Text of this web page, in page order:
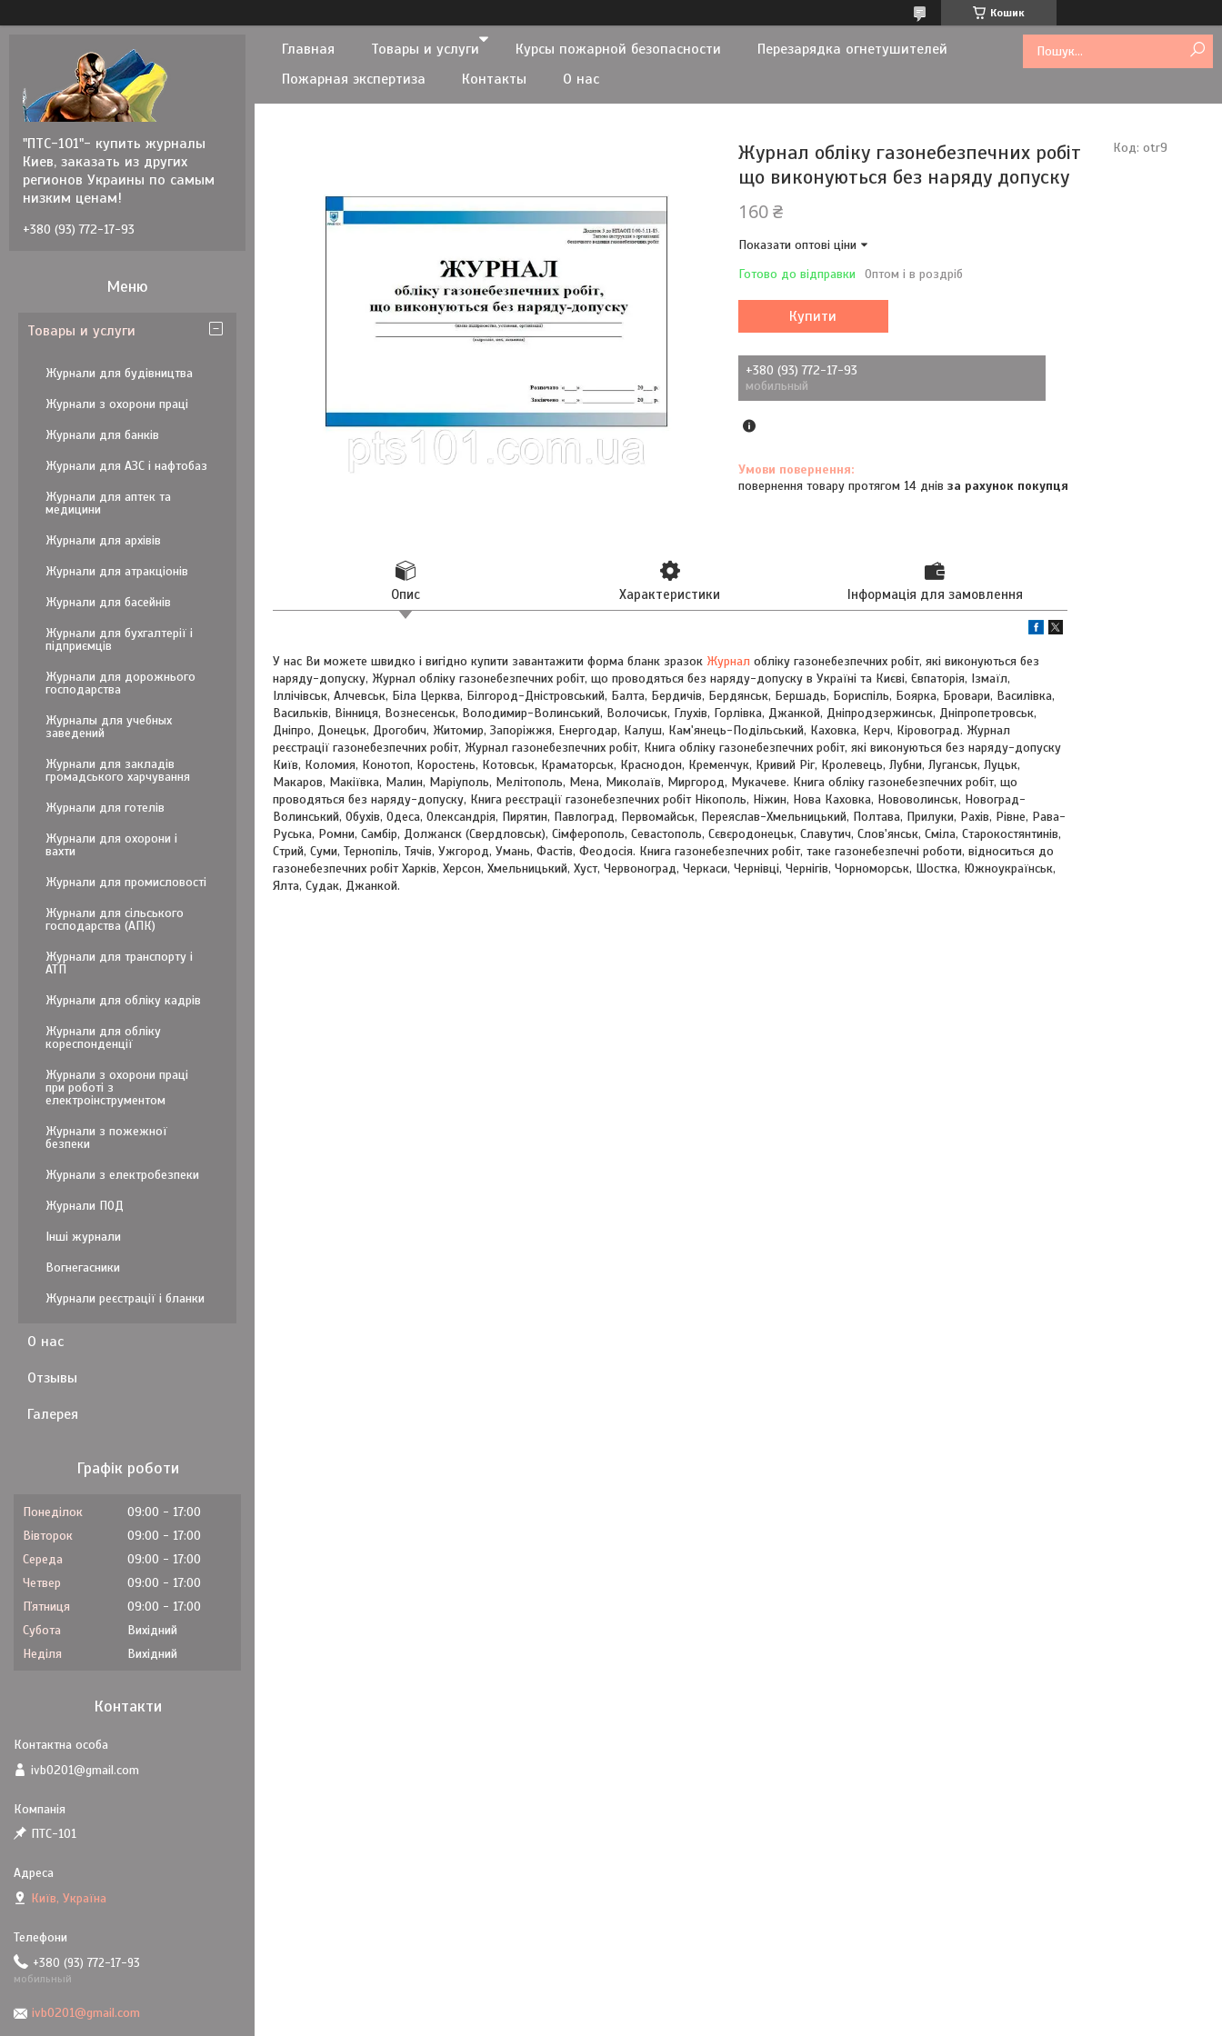
Кошик
Главная Товары и услуги Курсы пожарной безопасности
Перезарядка огнетушителей
Пожарная экспертиза
Контакты О нас
Журнал обліку газонебезпечних робіт
що виконуються без наряду допуску
160 ₴
Показати оптові ціни
Готово до відправки
Оптом і в роздріб
Код: otr9
Купити
+380 (93) 772-17-93
мобильный
повернення товару протягом 14 днів за рахунок покупця
Опис Характеристики Інформація для замовлення
У нас Ви можете швидко і вигідно купити завантажити форма бланк зразок Журнал обліку газонебезпечних робіт, які виконуються без
наряду-допуску, Журнал обліку газонебезпечних робіт, що проводяться без наряду-допуску в Україні та Києві, Євпаторія, Ізмаїл,
Іллічівськ, Алчевськ, Біла Церква, Білгород-Дністровський, Балта, Бердичів, Бердянськ, Бершадь, Бориспіль, Боярка, Бровари, Василівка,
Васильків, Вінниця, Вознесенськ, Володимир-Волинський, Волочиськ, Глухів, Горлівка, Джанкой, Дніпродзержинськ, Дніпропетровськ,
Дніпро, Донецьк, Дрогобич, Житомир, Запоріжжя, Енергодар, Калуш, Кам'янець-Подільський, Каховка, Керч, Кіровоград. Журнал
реєстрації газонебезпечних робіт, Журнал газонебезпечних робіт, Книга обліку газонебезпечних робіт, які виконуються без наряду-допуску
Київ, Коломия, Конотоп, Коростень, Котовськ, Краматорськ, Краснодон, Кременчук, Кривий Ріг, Кролевець, Лубни, Луганськ, Луцьк,
Макаров, Макіївка, Малин, Маріуполь, Мелітополь, Мена, Миколаїв, Миргород, Мукачеве. Книга обліку газонебезпечних робіт, що
проводяться без наряду-допуску, Книга реєстрації газонебезпечних робіт Нікополь, Ніжин, Нова Каховка, Нововолинськ, Новоград-
Волинський, Обухів, Одеса, Олександрія, Пирятин, Павлоград, Первомайськ, Переяслав-Хмельницький, Полтава, Прилуки, Рахів, Рівне, Рава-
Руська, Ромни, Самбір, Должанск (Свердловськ), Сімферополь, Севастополь, Сєвєродонецьк, Славутич, Слов'янськ, Сміла, Старокостянтинів,
Стрий, Суми, Тернопіль, Тячів, Ужгород, Умань, Фастів, Феодосія. Книга газонебезпечних робіт, таке газонебезпечні роботи, відноситься до
газонебезпечних робіт Харків, Херсон, Хмельницький, Хуст, Червоноград, Черкаси, Чернівці, Чернігів, Чорноморськ, Шостка, Южноукраїнськ,
Ялта, Судак, Джанкой.
"ПТС-101"- купить журналы
Киев, заказать из других
регионов Украины по самым
низким ценам!
+380 (93) 772-17-93
Товары и услуги
Журнали для будівництва
Журнали з охорони праці
Журнали для банків
Журнали для АЗС і нафтобаз
Журнали для аптек та
медицини
Журнали для архівів
Журнали для атракціонів
Журнали для басейнів
Журнали для бухгалтерії і
підприємців
Журнали для дорожнього
господарства
Журналы для учебных
заведений
Журнали для закладів
громадського харчування
Журнали для готелів
Журнали для охорони і
вахти
Журнали для промисловості
Журнали для сільського
господарства (АПК)
Журнали для транспорту і
АТП
Журнали для обліку кадрів
Журнали для обліку
кореспонденції
Журнали з охорони праці
при роботі з
електроінструментом
Журнали з пожежної
безпеки
Журнали з електробезпеки
Журнали ПОД
Інші журнали
Вогнегасники
Журнали реєстрації і бланки
О нас
Отзывы
Галерея
Графік роботи
Понеділок 09:00
17:00
Вівторок
09:00
17:00
Середа
09:00
17:00
Четвер
09:00
17:00
Пʼятниця
09:00
17:00
Субота
Вихідний
Неділя
Вихідний
Контакти
ivb0201@gmail.com
ПТС-101
Київ, Україна
+380 (93) 772-17-93
мобильный
ivb0201@gmail.com